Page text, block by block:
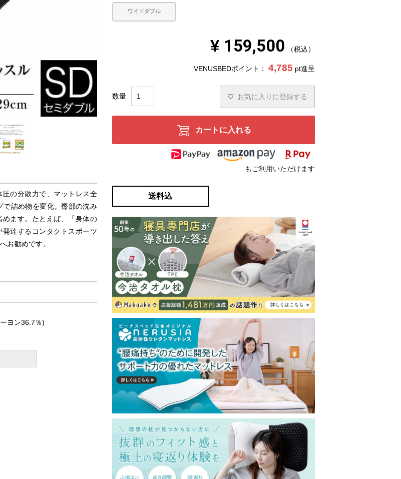
圧の分散力で、マットレス全
で詰め物を変化。臀部の沈み
ます。たとえば、「身体の
達するコンタクトスポーツ
お勧めです。
ヨン36.7％)
ワイドダブル
¥ 159,500 税込
VENUSBEDポイント： 4,785 pt進呈
お気に入りに登録する
カートに入れる
もご利用いただけます
送料込